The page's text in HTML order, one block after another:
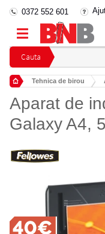
Cauta
0372 552 601
Tehnica de birou
Aparat de
Galaxy A4,